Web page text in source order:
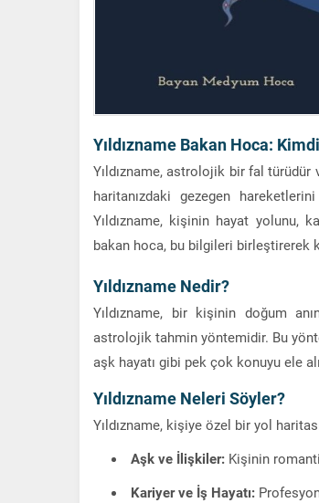
Yıldızname Bakan Hoca:
Yıldızname, astrolojik bir fal türüdür
haritanızdaki gezegen
Yıldızname, kişinin hayat yolunu,
bakan hoca, bu bilgileri birleştirerek
Yıldızname Nedir?
Yıldızname, bir kişinin doğum
astrolojik tahmin yöntemidir. Bu
aşk hayatı gibi pek çok konuyu ele
Yıldızname Neleri Söyler?
Yıldızname, kişiye özel bir yol
Aşk ve İlişkiler: Kişinin
Kariyer ve İş Hayatı: